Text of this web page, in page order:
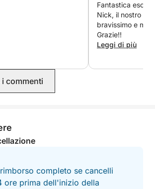
Fantastica
Nick, il nostro
bravissimo e
Grazie!!
Leggi di più
i commenti
completo se cancelli
ore prima dell'inizio della